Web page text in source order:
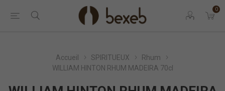
0
Accueil SPIRITUEUX
Rhum
WILLIAM HINTON RHUM MADEIRA 70cl